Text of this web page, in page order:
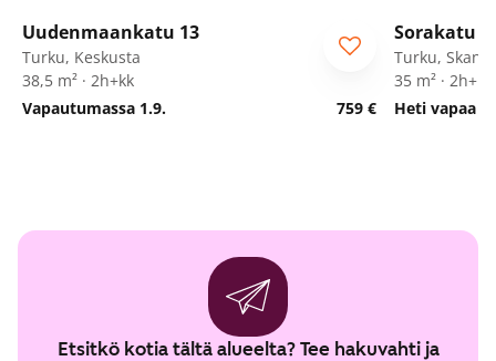
Uudenmaankatu 13
Turku, Keskusta
38,5 m² · 2h+kk
Vapautumassa 1.9.
759 €
Sorakatu 9
Turku,
35 m² · 2h+kt
Heti vapaa
Etsitkö kotia tältä alueelta? Tee hakuvahti ja